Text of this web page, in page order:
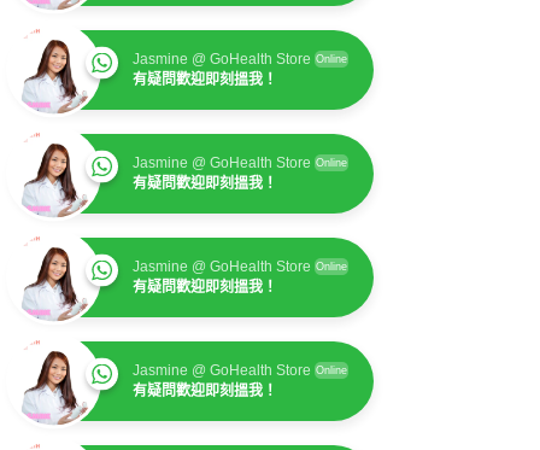
Jasmine @ GoHealth Store Online
有疑問歡迎即刻搵我！
Jasmine @ GoHealth Store Online
有疑問歡迎即刻搵我！
Jasmine @ GoHealth Store Online
有疑問歡迎即刻搵我！
Jasmine @ GoHealth Store Online
有疑問歡迎即刻搵我！